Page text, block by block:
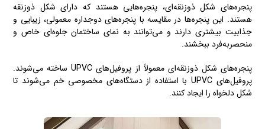
پنجره‌های شکل ذوزنقه‌ای، پنجره‌هایی هستند که دارای شکل ذوزنقه
هستند. این پنجره‌ها در مقایسه با پنجره‌های دوجداره معمولی، زیبایی و
جذابیت بیشتری دارند و می‌توانند به نمای ساختمان جلوه‌ای خاص و
منحصربه‌فرد ببخشند.
پنجره‌های شکل ذوزنقه‌ای معمولاً از پروفیل‌های UPVC ساخته می‌شوند.
پروفیل‌های UPVC با استفاده از دستگاه‌های مخصوصی خم می‌شوند تا
شکل دلخواه را ایجاد کنند.